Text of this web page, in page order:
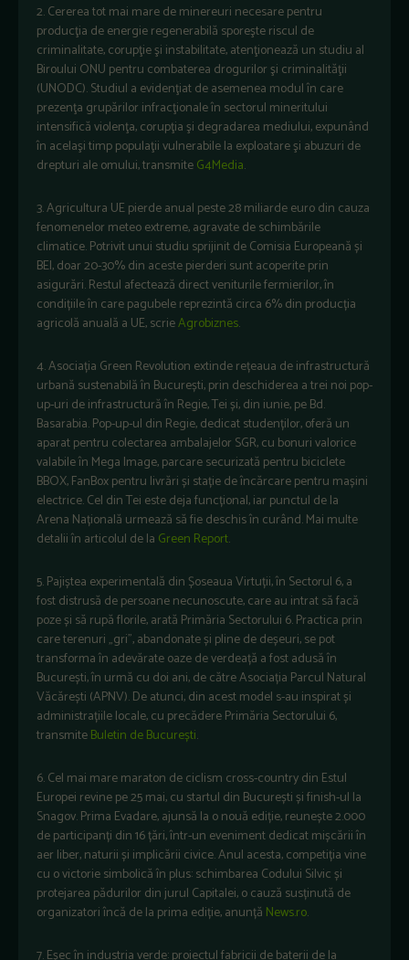
2. Cererea tot mai mare de minereuri necesare pentru
producţia de energie regenerabilă sporeşte riscul de
criminalitate, corupţie şi instabilitate, atenţionează un studiu al
Biroului ONU pentru combaterea drogurilor şi criminalităţii
(UNODC). Studiul a evidenţiat de asemenea modul în care
prezenţa grupărilor infracţionale în sectorul mineritului
intensifică violenţa, corupţia şi degradarea mediului, expunând
în acelaşi timp populaţii vulnerabile la exploatare şi abuzuri de
drepturi ale omului, transmiteG4Media.
3. Agricultura UE pierde anual peste 28 miliarde euro din cauza
fenomenelor meteo extreme, agravate de schimbările
climatice. Potrivit unui studiu sprijinit de Comisia Europeană și
BEI, doar 20-30% din aceste pierderi sunt acoperite prin
asigurări. Restul afectează direct veniturile fermierilor, în
condițiile în care pagubele reprezintă circa 6% din producția
agricolă anuală a UE, scrieAgrobiznes.
4. Asociația Green Revolution extinde rețeaua de infrastructură
urbană sustenabilă în București, prin deschiderea a trei noi pop-
up-uri de infrastructură în Regie, Tei și, din iunie, pe Bd.
Basarabia. Pop-up-ul din Regie, dedicat studenților, oferă un
aparat pentru colectarea ambalajelor SGR, cu bonuri valorice
valabile în Mega Image, parcare securizată pentru biciclete
BBOX, FanBox pentru livrări și stație de încărcare pentru mașini
electrice. Cel din Tei este deja funcțional, iar punctul de la
Arena Națională urmează să fie deschis în curând. Mai multe
detalii în articolul de la Green Report.
5. Pajiștea experimentală din Șoseaua Virtuții, în Sectorul 6, a
fost distrusă de persoane necunoscute, care au intrat să facă
poze și să rupă florile, arată Primăria Sectorului 6. Practica prin
care terenuri „gri”, abandonate și pline de deșeuri, se pot
transforma în adevărate oaze de verdeață a fost adusă în
București, în urmă cu doi ani, de către Asociația Parcul Natural
Văcărești (APNV). De atunci, din acest model s-au inspirat și
administrațiile locale, cu precădere Primăria Sectorului 6,
transmiteBuletin de București.
6. Cel mai mare maraton de ciclism cross-country din Estul
Europei revine pe 25 mai, cu startul din București și finish-ul la
Snagov. Prima Evadare, ajunsă la o nouă ediție, reunește 2.000
de participanți din 16 țări, într-un eveniment dedicat mișcării în
aer liber, naturii și implicării civice. Anul acesta, competiția vine
cu o victorie simbolică în plus: schimbarea Codului Silvic și
protejarea pădurilor din jurul Capitalei, o cauză susținută de
organizatori încă de la prima ediție, anunță News.ro.
7. Eșec în industria verde: proiectul fabricii de baterii de la